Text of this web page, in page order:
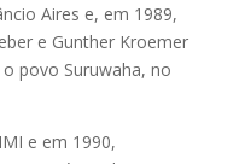
Aires e, em 1989,
e Gunther Kroemer
povo Suruwaha, no
e em 1990,